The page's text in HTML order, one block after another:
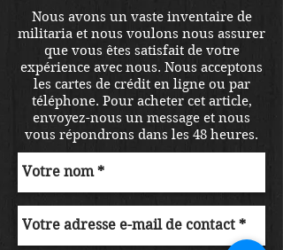
Nous avons un vaste inventaire de
militaria et nous voulons nous assurer
que vous êtes satisfait de votre
expérience avec nous. Nous acceptons
les cartes de crédit en ligne ou par
téléphone. Pour acheter cet article,
envoyez-nous un message et nous
vous répondrons dans les 48 heures.